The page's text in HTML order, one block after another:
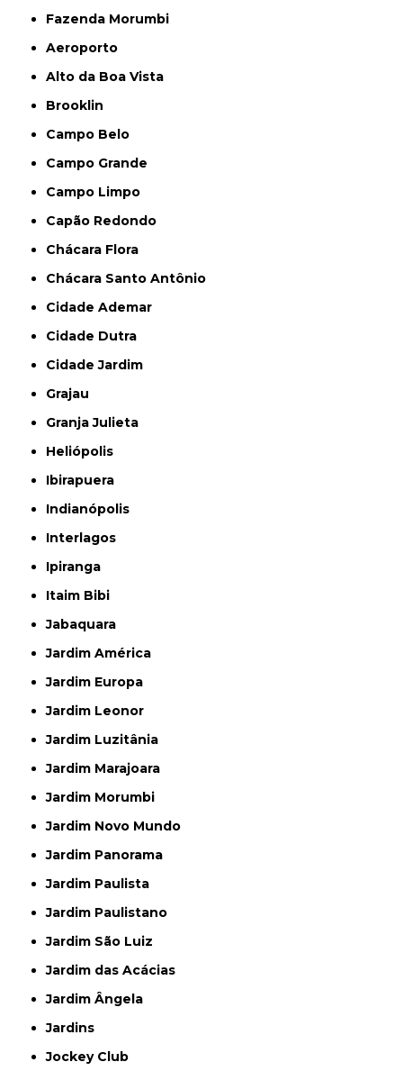
Fazenda Morumbi
Aeroporto
Alto da Boa Vista
Brooklin
Campo Belo
Campo Grande
Campo Limpo
Capão Redondo
Chácara Flora
Chácara Santo Antônio
Cidade Ademar
Cidade Dutra
Cidade Jardim
Grajau
Granja Julieta
Heliópolis
Ibirapuera
Indianópolis
Interlagos
Ipiranga
Itaim Bibi
Jabaquara
Jardim América
Jardim Europa
Jardim Leonor
Jardim Luzitânia
Jardim Marajoara
Jardim Morumbi
Jardim Novo Mundo
Jardim Panorama
Jardim Paulista
Jardim Paulistano
Jardim São Luiz
Jardim das Acácias
Jardim Ângela
Jardins
Jockey Club